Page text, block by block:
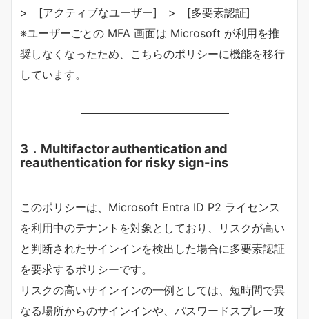
> [アクティブなユーザー] > [多要素認証]
※ユーザーごとの MFA 画面は Microsoft が利用を推
奨しなくなったため、こちらのポリシーに機能を移行
しています。
3．Multifactor authentication and
reauthentication for risky sign-ins
このポリシーは、Microsoft Entra ID P2 ライセンス
を利用中のテナントを対象としており、リスクが高い
と判断されたサインインを検出した場合に多要素認証
を要求するポリシーです。
リスクの高いサインインの一例としては、短時間で異
なる場所からのサインインや、パスワードスプレー攻